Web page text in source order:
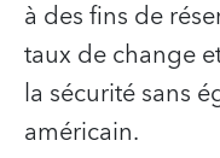
à des fins de
taux de change
la sécurité sans
américain.